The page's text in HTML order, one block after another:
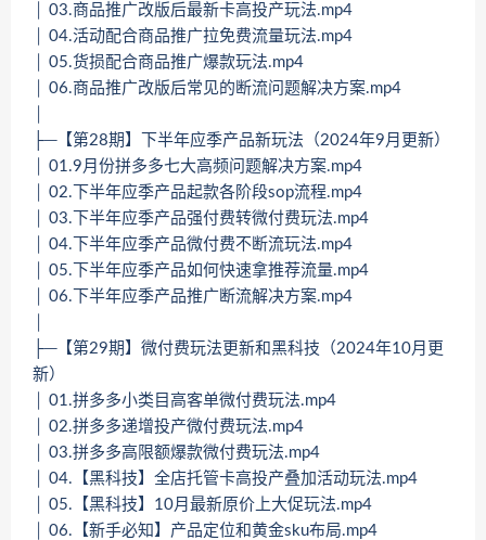
│ 03.商品推广改版后最新卡高投产玩法.mp4
│ 04.活动配合商品推广拉免费流量玩法.mp4
│ 05.货损配合商品推广爆款玩法.mp4
│ 06.商品推广改版后常见的断流问题解决方案.mp4
├─【第28期】下半年应季产品新玩法（2024年9月更新）
│ 01.9月份拼多多七大高频问题解决方案.mp4
│ 02.下半年应季产品起款各阶段sop流程.mp4
│ 03.下半年应季产品强付费转微付费玩法.mp4
│ 04.下半年应季产品微付费不断流玩法.mp4
│ 05.下半年应季产品如何快速拿推荐流量.mp4
│ 06.下半年应季产品推广断流解决方案.mp4
├─【第29期】微付费玩法更新和黑科技（2024年10月更
新）
│ 01.拼多多小类目高客单微付费玩法.mp4
│ 02.拼多多递增投产微付费玩法.mp4
│ 03.拼多多高限额爆款微付费玩法.mp4
│ 04.【黑科技】全店托管卡高投产叠加活动玩法.mp4
│ 05.【黑科技】10月最新原价上大促玩法.mp4
│ 06.【新手必知】产品定位和黄金sku布局.mp4